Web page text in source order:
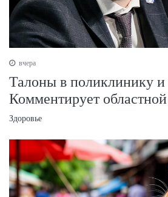
вчера
Талоны в поликлинику и
Комментирует
Здоровье